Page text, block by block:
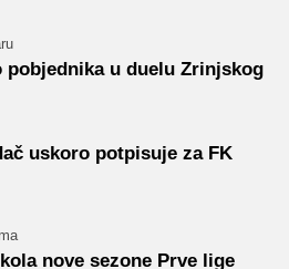
pobjednika u duelu Zrinjskog
uskoro potpisuje za FK
nove sezone Prve lige